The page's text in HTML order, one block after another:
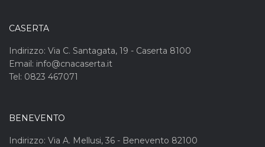
CASERTA
Indirizzo: Via C. Santagata, 19 - Caserta 8100
Email: info@cnacaserta.it
Tel: 0823 467071
BENEVENTO
Indirizzo: Via A. Mellusi, 36 - Benevento 82100